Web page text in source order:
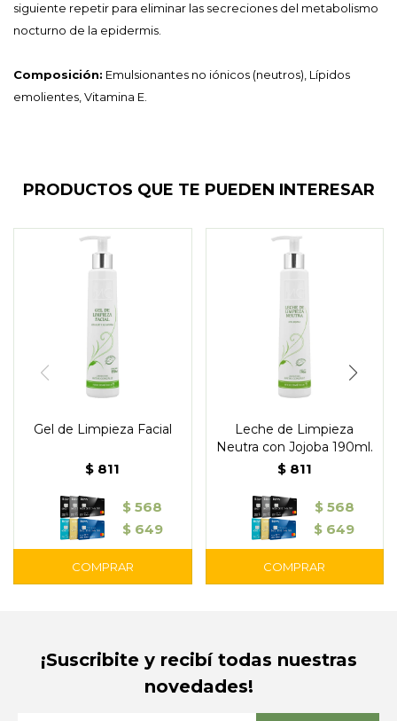
siguiente repetir para eliminar las secreciones del metabolismo
nocturno de la epidermis.
Composición: Emulsionantes no iónicos (neutros), Lípidos
emolientes, Vitamina E.
PRODUCTOS QUE TE PUEDEN INTERESAR
Gel de Limpieza Facial
$ 811
$ 568
$ 649
Leche de Limpieza
Neutra con Jojoba 190ml.
$ 811
$ 568
$ 649
¡Suscribite y recibí todas nuestras
novedades!